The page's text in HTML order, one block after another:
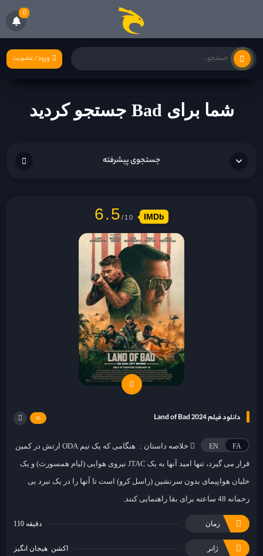
0
ورود/عضویت
شما برای Bad جستجو کردید
جستجوی پیشرفته
دانلود فیلم Land of Bad 2024 16
FA
EN خلاصه داستان :
هنگامی که یک تیم ODA ارتش در کمین
قرار می گیرد، تنها امید آنها به یک JTAC نیروی هوایی (لیام همسورث) و یک
خلبان هواپیمای بدون سرنشین (راسل کرو) است تا آنها را در یک نبرد بی
رحمانه 48 ساعته برای بقا راهنمایی کنند.
زمان 110 دقیقه
ژانر اکشن هیجان انگیز
6.5 IMDb